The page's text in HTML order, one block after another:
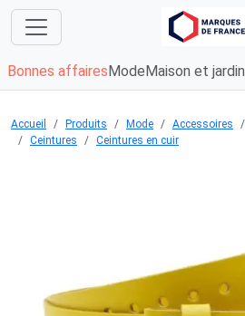
Bonnes affaires Mode Maison et jardin
Accueil Produits Mode Accessoires
Ceintures
Ceintures en cuir